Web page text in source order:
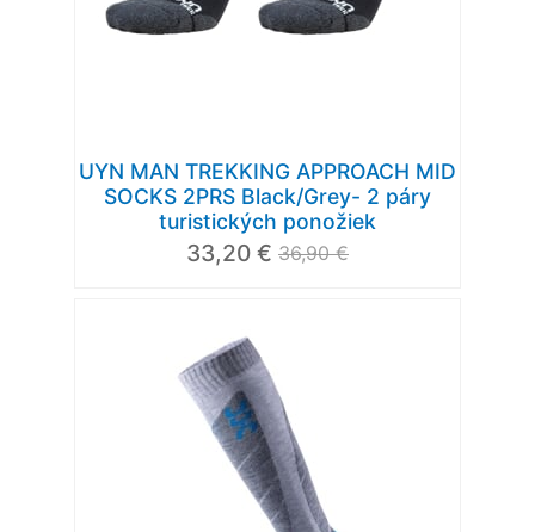
UYN MAN TREKKING APPROACH MID
SOCKS 2PRS Black/Grey- 2 páry
turistických ponožiek
33,20 € 36,90 €